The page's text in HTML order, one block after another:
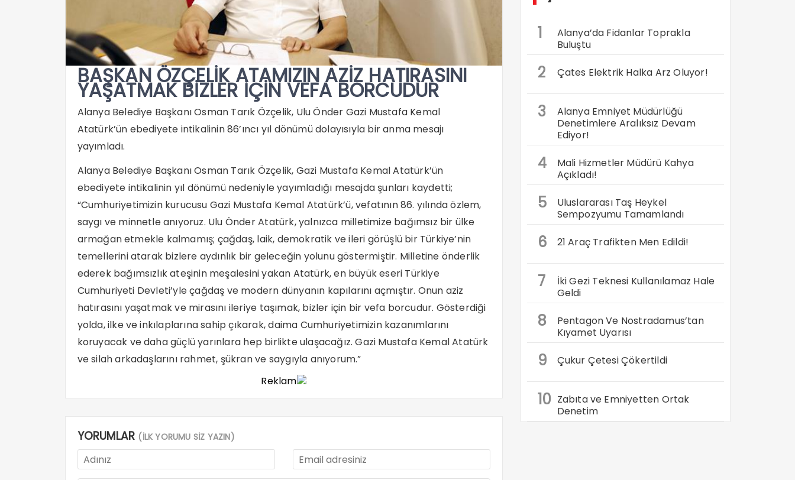
BAŞKAN ÖZÇELİK ATAMIZIN AZİZ HATIRASINI
YAŞATMAK BİZLER İÇİN VEFA BORCUDUR
Alanya Belediye Başkanı Osman Tarık Özçelik, Ulu Önder Gazi Mustafa Kemal
Atatürk’ün ebediyete intikalinin 86’ıncı yıl dönümü dolayısıyla bir anma mesajı
yayımladı.
Alanya Belediye Başkanı Osman Tarık Özçelik, Gazi Mustafa Kemal Atatürk’ün
ebediyete intikalinin yıl dönümü nedeniyle yayımladığı mesajda şunları kaydetti;
“Cumhuriyetimizin kurucusu Gazi Mustafa Kemal Atatürk’ü, vefatının 86. yılında özlem,
saygı ve minnetle anıyoruz. Ulu Önder Atatürk, yalnızca milletimize bağımsız bir ülke
armağan etmekle kalmamış; çağdaş, laik, demokratik ve ileri görüşlü bir Türkiye’nin
temellerini atarak bizlere aydınlık bir geleceğin yolunu göstermiştir. Milletine önderlik
ederek bağımsızlık ateşinin meşalesini yakan Atatürk, en büyük eseri Türkiye
Cumhuriyeti Devleti’yle çağdaş ve modern dünyanın kapılarını açmıştır. Onun aziz
hatırasını yaşatmak ve mirasını ileriye taşımak, bizler için bir vefa borcudur. Gösterdiği
yolda, ilke ve inkılaplarına sahip çıkarak, daima Cumhuriyetimizin kazanımlarını
koruyacak ve daha güçlü yarınlara hep birlikte ulaşacağız. Gazi Mustafa Kemal Atatürk
ve silah arkadaşlarını rahmet, şükran ve saygıyla anıyorum.”
Reklam
YORUMLAR (İLK YORUMU SİZ YAZIN)
1
Alanya’da Fidanlar Toprakla
Buluştu
2 Çates Elektrik Halka Arz Oluyor!
3
Alanya Emniyet Müdürlüğü
Denetimlere Aralıksız Devam
Ediyor!
4
Mali Hizmetler Müdürü Kahya
Açıkladı!
5
Uluslararası Taş Heykel
Sempozyumu Tamamlandı
6 21 Araç Trafikten Men Edildi!
7
İki Gezi Teknesi Kullanılamaz Hale
Geldi
8
Pentagon Ve Nostradamus’tan
Kıyamet Uyarısı
9 Çukur Çetesi Çökertildi
10 Zabıta ve Emniyetten Ortak
Denetim